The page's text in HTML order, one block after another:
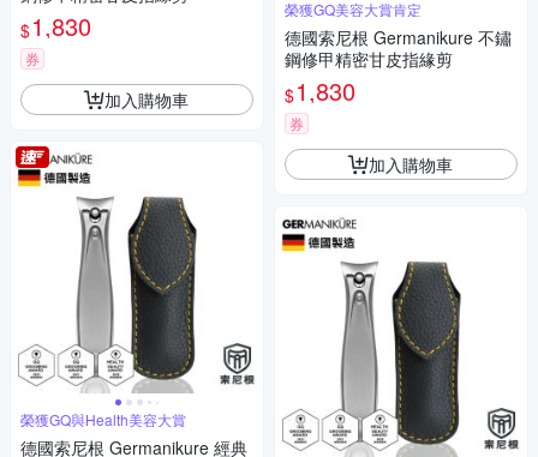
$1,830
券
加入購物車
榮獲GQ與Health美容大賞
德國索尼根 Germanikure 經典
榮獲GQ美容大賞肯定
德國索尼根 Germanikure 不鏽
鋼修甲精密甘皮指緣剪
$1,830
券
加入購物車